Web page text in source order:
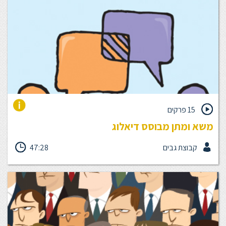
15 פרקים
משא ומתן מבוסס דיאלוג
בחיי היום יום שלנו בארגון אנו נדרשים לנהל דיאלוג ומשא ומתן כמעט
בכל סיטואציה - יחסי ספק-לקוח פנים וחוץ ארגוניים, שיחת שכר עם
הממונה, חלוקת אחריות וסמכויות בין עמיתים או מחלקות, הנעת
עובדים לפעולה ועוד ועוד. הכשרה זו מסייעת למנהלים לנהל באופן
מודע ואפקטיבי שיחות מורכבות - עם עובדים, כפיפים, ממונים, לקוחות,
ובהקשרים נוספים בהם נדרשת הנעת אחרים - עם וללא סמכות. ניהול
הדיאלוג בצורה מובנית ומבוססת צרכים תורמת להצלחה בהשגת
היעדים ובהעצמת המנהלים.
47:28 קבוצת גבים